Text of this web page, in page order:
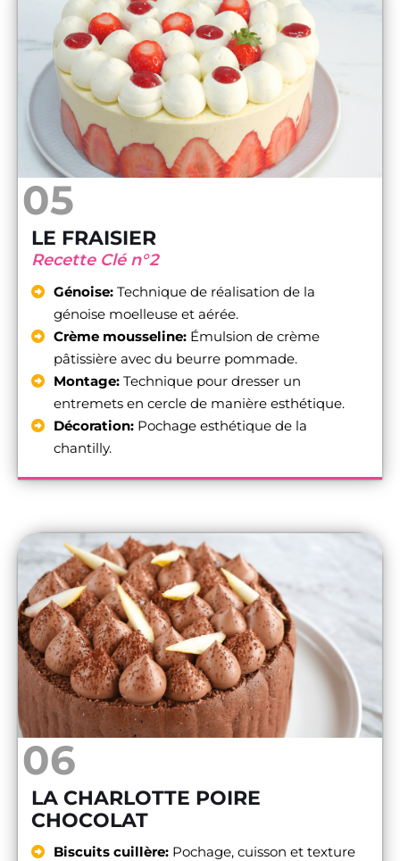
05
LE FRAISIER
Recette Clé n°2
Génoise: Technique de réalisation de la
génoise moelleuse et aérée.
Crème mousseline: Émulsion de crème
pâtissière avec du beurre pommade.
Montage: Technique pour dresser un
entremets en cercle de manière esthétique.
Décoration: Pochage esthétique de la
chantilly.
06
LA CHARLOTTE POIRE
CHOCOLAT
Biscuits cuillère: Pochage, cuisson et texture